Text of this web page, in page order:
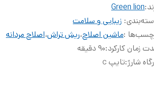
Green lion
: زیبایی و سلامت
:ماشین اصلاح،ریش تراش،اصلاح مردانه
زمان کارکرد:۹۰ دقیقه
شارژ:تایپ c